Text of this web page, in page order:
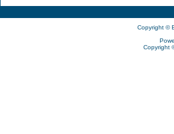
Copyright ©
Copyright